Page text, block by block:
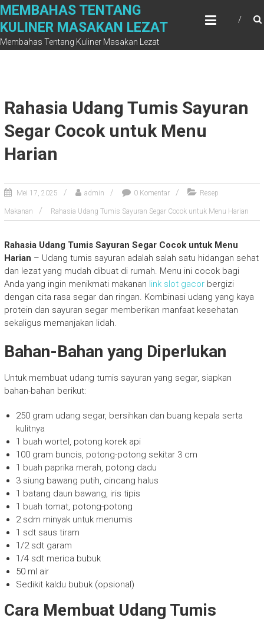
Skip
content
MEMBAHAS TENTANG
KULINER MASAKAN LEZAT
Membahas Tentang Kuliner Masakan Lezat
Rahasia Udang Tumis Sayuran
Segar Cocok untuk Menu
Harian
Mei 17, 2025 admin 0 Komentar Resep
Makanan Rahasia Udang Tumis Sayuran Segar Cocok untuk Menu Harian
Rahasia Udang Tumis Sayuran Segar Cocok untuk Menu
Harian – Udang tumis sayuran adalah salah satu hidangan sehat
dan lezat yang mudah dibuat di rumah. Menu ini cocok bagi
Anda yang ingin menikmati makanan link slot gacorbergizi
dengan cita rasa segar dan ringan. Kombinasi udang yang kaya
protein dan sayuran segar memberikan manfaat kesehatan
sekaligus memanjakan lidah.
Bahan-Bahan yang Diperlukan
Untuk membuat udang tumis sayuran yang segar, siapkan
bahan-bahan berikut:
250 gram udang segar, bersihkan dan buang kepala serta
kulitnya
1 buah wortel, potong korek api
100 gram buncis, potong-potong sekitar 3 cm
1 buah paprika merah, potong dadu
3 siung bawang putih, cincang halus
1 batang daun bawang, iris tipis
1 buah tomat, potong-potong
2 sdm minyak untuk menumis
1 sdt saus tiram
1/2 sdt garam
1/4 sdt merica bubuk
50 ml air
Sedikit kaldu bubuk (opsional)
Cara Membuat Udang Tumis